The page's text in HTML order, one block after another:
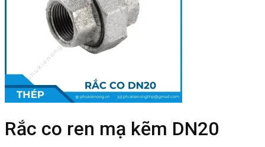
Rắc co ren mạ kẽm DN20